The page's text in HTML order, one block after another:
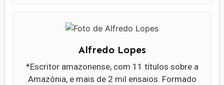
Alfredo Lopes
*Escritor amazonense, com 11 títulos sobre a
Amazônia, e mais de 2 mil ensaios. Formado